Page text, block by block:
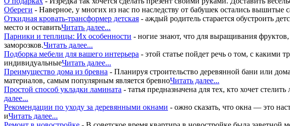
Обереги - Наверное, у многих из нас по наследству от бабушек остались
Откидная кровать-трансформер детская - аждый родитель старается обустроить
место и оставитьЧитать далее...
Парники и теплицы: Их особенности - ногие знают, что для выращивания
заморозков.Читать далее...
Подборка мебели для вашего интерьера - этой статье пойдет речь о том, с какими
индивидуальныеЧитать далее...
Преимущество дома из бревна - Планируя строительство деревянной бани или
материалов, самым популярным является бревноЧитать далее...
Простой способ укладки ламината - татья предназначена для тех, кто хочет
далее...
Рекомендации по уходу за деревянными окнами - ожно сказать, что окна — это
иЧитать далее...